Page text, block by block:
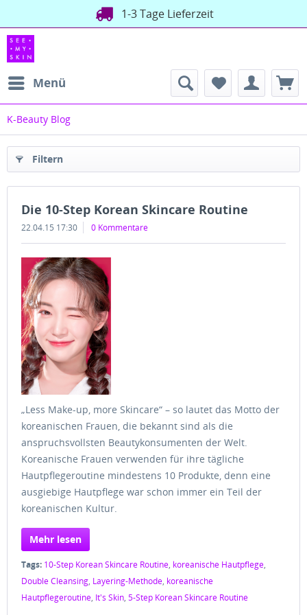
1-3 Tage Lieferzeit
Menü
K-Beauty Blog
Filtern
Die 10-Step Korean Skincare Routine
22.04.15 17:30 0 Kommentare
„Less Make-up, more Skincare“ – so lautet das Motto der
koreanischen Frauen, die bekannt sind als die
anspruchsvollsten Beautykonsumenten der Welt.
Koreanische Frauen verwenden für ihre tägliche
Hautpflegeroutine mindestens 10 Produkte, denn eine
ausgiebige Hautpflege war schon immer ein Teil der
koreanischen Kultur.
Mehr lesen
Tags: 10-Step Korean Skincare Routine, koreanische Hautpflege,
Double Cleansing, Layering-Methode, koreanische
Hautpflegeroutine, It's Skin, 5-Step Korean Skincare Routine